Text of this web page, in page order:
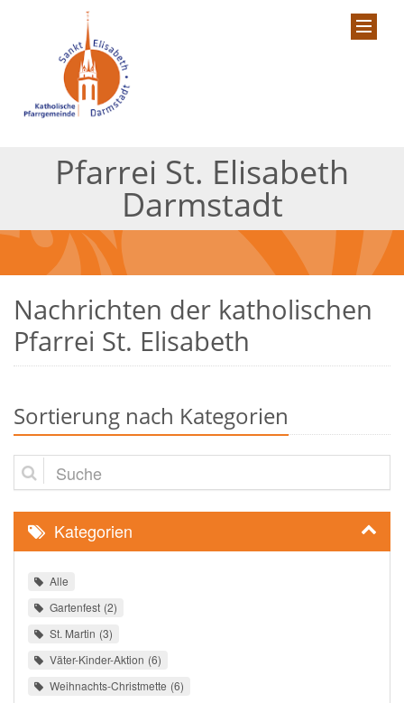
Pfarrei St. Elisabeth
Darmstadt
Nachrichten der katholischen
Pfarrei St. Elisabeth
Sortierung nach Kategorien
Suche
Kategorien
Alle
Gartenfest 2
St. Martin 3
Väter-Kinder-Aktion 6
Weihnachts-Christmette 6